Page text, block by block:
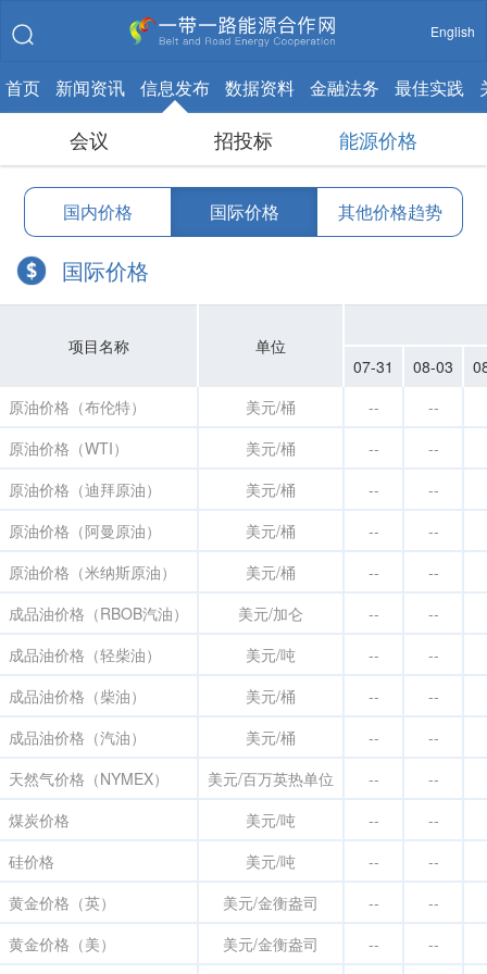
English
首页 新闻资讯 信息发布 数据资料 金融法务 最佳实践
会议 招投标 能源价格
国内价格 国际价格 其他价格趋势
国际价格
项目名称
单位
07-31
08-03
原油价格（布伦特）
美元/桶 --
--
原油价格（WTI）
美元/桶 --
--
原油价格（迪拜原油）
美元/桶 --
--
原油价格（阿曼原油）
美元/桶 --
--
原油价格（米纳斯原油）
美元/桶 --
--
成品油价格（RBOB汽油）
美元/加仑 --
--
成品油价格（轻柴油）
美元/吨 --
--
成品油价格（柴油）
美元/桶 --
--
成品油价格（汽油）
美元/桶 --
--
天然气价格（NYMEX）
美元/百万英热单位 --
--
煤炭价格
美元/吨 --
--
硅价格
美元/吨 --
--
黄金价格（英）
美元/金衡盎司 --
--
黄金价格（美）
美元/金衡盎司 -- --